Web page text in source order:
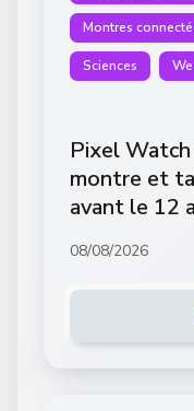
Montres
Sciences
Pixel
montre et
avant le 12
08/08/2026